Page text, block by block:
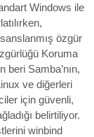
Windows ile
özgür
Koruma
beri Samba’nın,
ve diğerleri
için güvenli,
belirtiliyor.
winbind